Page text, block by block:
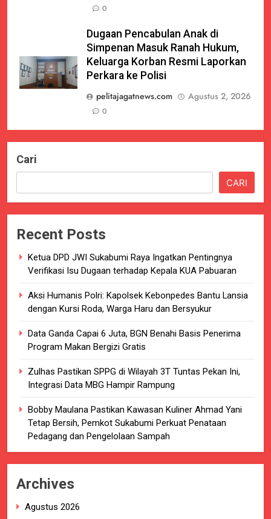
0
Dugaan Pencabulan Anak di
Simpenan Masuk Ranah Hukum,
Keluarga Korban Resmi Laporkan
Perkara ke Polisi
pelitajagatnews.com
Agustus 2, 2026
0
Cari
CARI
Recent Posts
Ketua DPD JWI Sukabumi Raya Ingatkan Pentingnya
Verifikasi Isu Dugaan terhadap Kepala KUA Pabuaran
Aksi Humanis Polri: Kapolsek Kebonpedes Bantu Lansia
dengan Kursi Roda, Warga Haru dan Bersyukur
Data Ganda Capai 6 Juta, BGN Benahi Basis Penerima
Program Makan Bergizi Gratis
Zulhas Pastikan SPPG di Wilayah 3T Tuntas Pekan Ini,
Integrasi Data MBG Hampir Rampung
Bobby Maulana Pastikan Kawasan Kuliner Ahmad Yani
Tetap Bersih, Pemkot Sukabumi Perkuat Penataan
Pedagang dan Pengelolaan Sampah
Archives
Agustus 2026